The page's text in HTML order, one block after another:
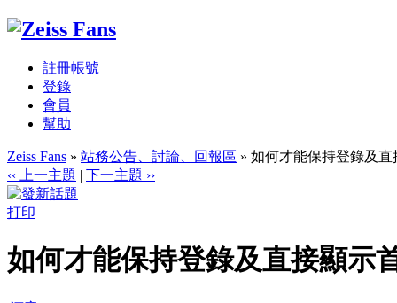
註冊帳號
登錄
會員
幫助
Zeiss Fans » 站務公告、討論、回報區 » 如何才能保持登錄及直
‹‹ 上一主題 | 下一主題 ››
打印
如何才能保持登錄及直接顯示